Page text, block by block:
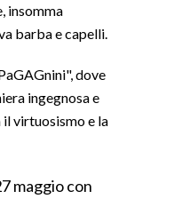
insomma
barba e capelli.
dove
ingegnosa e
virtuosismo e la
maggio con